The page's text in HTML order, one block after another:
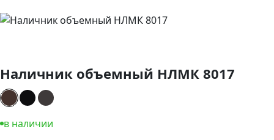
Наличник объемный НЛМК 8017
в наличии